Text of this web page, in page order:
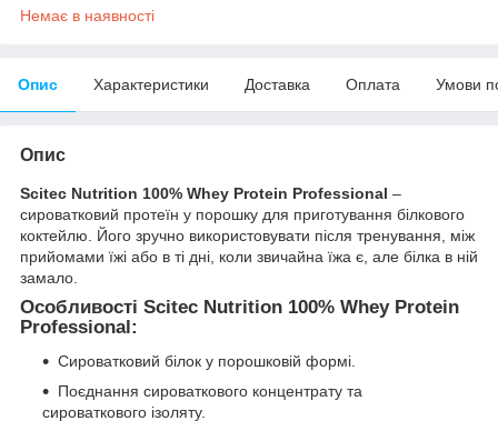
Немає в наявності
Опис Характеристики Доставка Оплата Умови
Опис
Scitec Nutrition 100% Whey Protein Professional –
сироватковий протеїн у порошку для приготування білкового
коктейлю. Його зручно використовувати після тренування, між
прийомами їжі або в ті дні, коли звичайна їжа є, але білка в ній
замало.
Особливості Scitec Nutrition 100% Whey Protein
Professional:
Сироватковий білок у порошковій формі.
Поєднання сироваткового концентрату та
сироваткового ізоляту.